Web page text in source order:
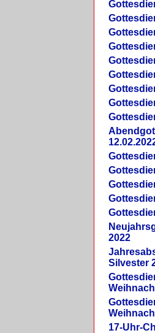
2022
Silvester
17-Uhr-